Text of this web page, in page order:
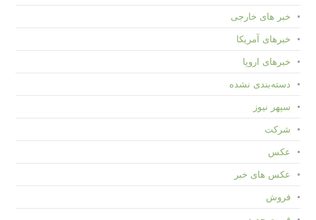
خبر های خارجی
خبرهای آمریکا
خبرهای اروپا
دسته‌بندی نشده
سپهر نیوز
شرکت
عکس
عکس های خبر
فروش